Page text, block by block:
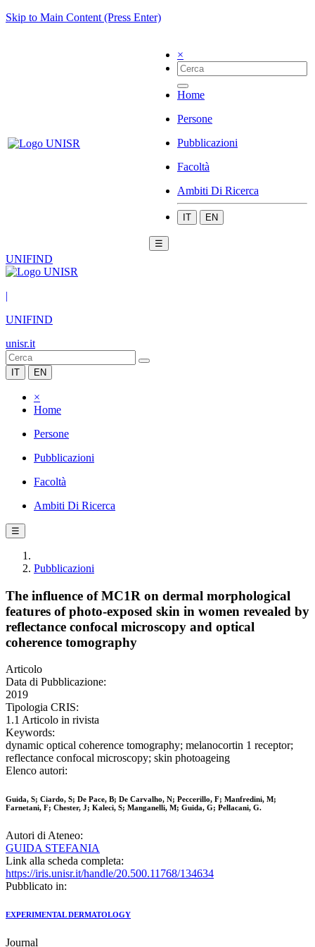
Skip to Main Content (Press Enter)
×
Home
Persone
Pubblicazioni
Facoltà
Ambiti Di Ricerca
IT EN
☰
UNIFIND
|
UNIFIND
unisr.it
IT EN
×
Home
Persone
Pubblicazioni
Facoltà
Ambiti Di Ricerca
☰
Pubblicazioni
The influence of MC1R on dermal morphological
features of photo-exposed skin in women revealed by
reflectance confocal microscopy and optical
coherence tomography
Articolo
Data di Pubblicazione:
2019
Tipologia CRIS:
1.1 Articolo in rivista
Keywords:
dynamic optical coherence tomography; melanocortin 1 receptor;
reflectance confocal microscopy; skin photoageing
Elenco autori:
Guida, S; Ciardo, S; De Pace, B; De Carvalho, N; Peccerillo, F; Manfredini, M;
Farnetani, F; Chester, J; Kaleci, S; Manganelli, M; Guida, G; Pellacani, G.
Autori di Ateneo:
GUIDA STEFANIA
Link alla scheda completa:
https://iris.unisr.it/handle/20.500.11768/134634
Pubblicato in:
EXPERIMENTAL DERMATOLOGY
Journal